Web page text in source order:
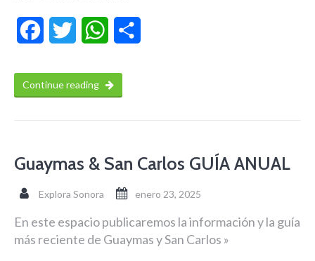
FacebookTwitter WhatsApp
Continue reading
Guaymas & San Carlos GUÍA ANUAL
Explora Sonora enero 23, 2025
En este espacio publicaremos la información y la guía
más reciente de Guaymas y San Carlos »